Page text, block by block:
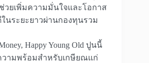
วยเพิ่มความมั่นใจและโอกาส
นระยะยาวผ่านกองทุนรวม
Happy Young Old ปูนนี้
วามพร้อมสำหรับเกษียณแก่